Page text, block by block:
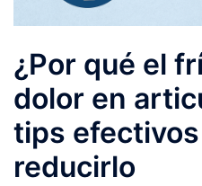
¿Por qué el
dolor en
tips
reducirlo